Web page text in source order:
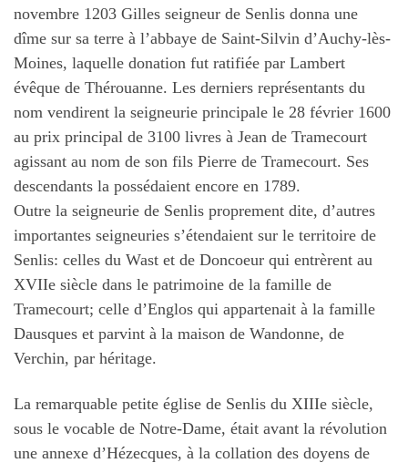
novembre 1203 Gilles seigneur de Senlis donna une
dîme sur sa terre à l’abbaye de Saint-Silvin d’Auchy-lès-
Moines, laquelle donation fut ratifiée par Lambert
évêque de Thérouanne. Les derniers représentants du
nom vendirent la seigneurie principale le 28 février 1600
au prix principal de 3100 livres à Jean de Tramecourt
agissant au nom de son fils Pierre de Tramecourt. Ses
descendants la possédaient encore en 1789.
Outre la seigneurie de Senlis proprement dite, d’autres
importantes seigneuries s’étendaient sur le territoire de
Senlis: celles du Wast et de Doncoeur qui entrèrent au
XVIIe siècle dans le patrimoine de la famille de
Tramecourt; celle d’Englos qui appartenait à la famille
Dausques et parvint à la maison de Wandonne, de
Verchin, par héritage.
La remarquable petite église de Senlis du XIIIe siècle,
sous le vocable de Notre-Dame, était avant la révolution
une annexe d’Hézecques, à la collation des doyens de